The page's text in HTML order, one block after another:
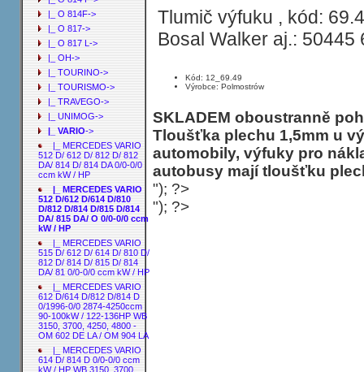
|_ O 814F->
|_ O 817->
|_ O 817 L->
|_ OH->
|_ TOURINO->
|_ TOURISMO->
|_ TRAVEGO->
|_ UNIMOG->
|_ VARIO->
|_ MERCEDES VARIO
512 D/ 612 D/ 812 D/ 812
DA/ 814 D/ 814 DA 0/0-0/0
ccm kW / HP
|_ MERCEDES VARIO
512 D/612 D/614 D/810
D/812 D/814 D/815 D/814
DA/ 815 DA/ O 0/0-0/0 ccm
kW / HP
|_ MERCEDES VARIO
515 D/ 612 D/ 614 D/ 810 D/
812 D/ 814 D/ 815 D/ 814
DA/ 81 0/0-0/0 ccm kW / HP
|_ MERCEDES VARIO
612 D/614 D/812 D/814 D
0/1996-0/0 2874-4250ccm
90-100kW / 122-136HP WB
3150, 3700, 4250, 4800 -
OM 602 DE LA / OM 904 LA
|_ MERCEDES VARIO
614 D/ 814 D 0/0-0/0 ccm
kW / HP WB 3150, 3700,
Tlumič výfuku , kód:
Bosal Walker aj.: 50445
Kód: 12_69.49
Výrobce: Polmostrów
SKLADEM oboustranně
Tloušťka plechu 1,5mm u
automobily, výfuky pro
autobusy mají tloušťku
"); ?>
"); ?>